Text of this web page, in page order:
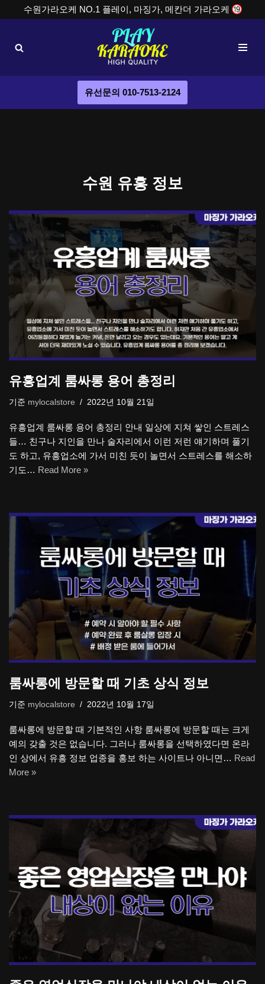
텐
로
수원가라오케 NO.1 플레이, 마징가, 메칸더 가라오케
유선문의 010-7513-2124
수원 유흥 정보
유흥업계 룸싸롱 용어 총정리
기준 mylocalstore 2022년 10월 21일
유흥업계 룸싸롱 용어 총정리 안내 일상에 지쳐 쌓인 스트레스
들… 친구나 지인을 만나 술자리에서 이런 저런 얘기하며 풀기
도 하고, 유흥업소에 가서 미친 듯이 놀면서 스트레스를 해소하
기도… Read More »
룸싸롱에 방문할 때 기초 상식 정보
기준 mylocalstore 2022년 10월 17일
룸싸롱에 방문할 때 기본적인 사항 룸싸롱에 방문할 때는 크게
예의 갖출 것은 없습니다. 그러나 룸싸롱을 선택하였다면 온라
인 상에서 유흥 정보 업종을 홍보 하는 사이트나 아니면… Read
More »